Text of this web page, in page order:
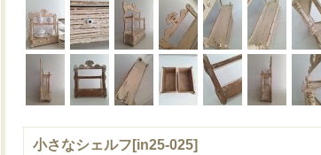
小さなシェルフ [in25-025]